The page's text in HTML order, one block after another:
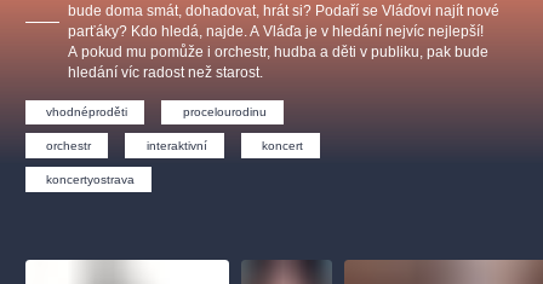
Ostatní
bude doma smát, dohadovat, hrát si? Podaří se Vláďovi najít nové
parťáky? Kdo hledá, najde. A Vláďa je v hledání nejvíc nejlepší!
A pokud mu pomůže i orchestr, hudba a děti v publiku, pak bude
hledání víc radost než starost.
vhodnéproděti procelourodinu
orchestr interaktivní koncert
koncertyostrava
Ostatní hledají
muzikálypraha
Nejnavštěvovanější
muzikálypraha
národnídivadlo činohra